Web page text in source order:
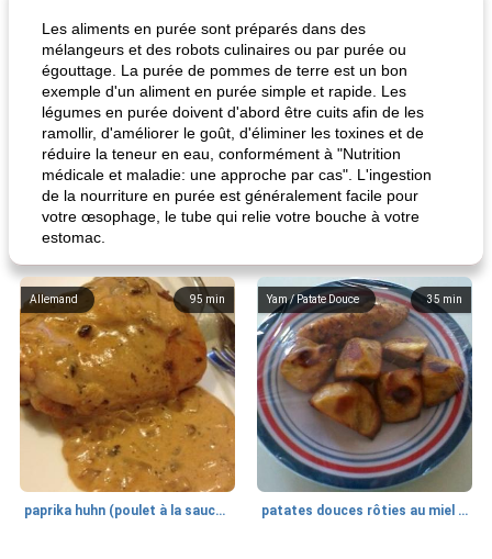
Les aliments en purée sont préparés dans des
mélangeurs et des robots culinaires ou par purée ou
égouttage. La purée de pommes de terre est un bon
exemple d'un aliment en purée simple et rapide. Les
légumes en purée doivent d'abord être cuits afin de les
ramollir, d'améliorer le goût, d'éliminer les toxines et de
réduire la teneur en eau, conformément à "Nutrition
médicale et maladie: une approche par cas". L'ingestion
de la nourriture en purée est généralement facile pour
votre œsophage, le tube qui relie votre bouche à votre
estomac.
95 min
Allemand
paprika huhn (poulet à la sauce paprika).
35 min
Yam / Patate Douce
patates douces rôties au miel / kumara